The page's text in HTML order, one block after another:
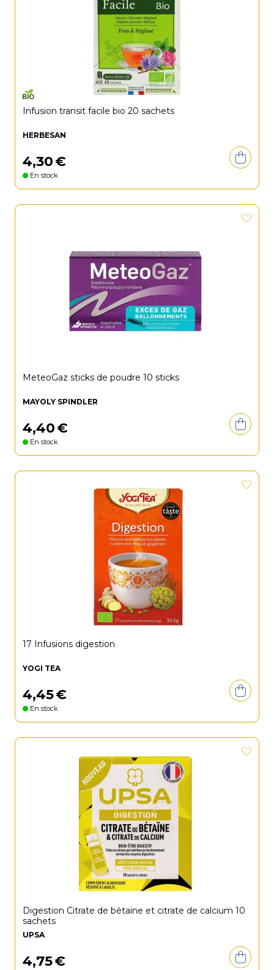
Infusion transit facile bio 20 sachets
HERBESAN
4,30€
En stock
MeteoGaz sticks de poudre 10 sticks
MAYOLY SPINDLER
4,40€
En stock
17 Infusions digestion
YOGI TEA
4,45€
En stock
Digestion Citrate de bétaïne et citrate de calcium 10
sachets
UPSA
4,75€